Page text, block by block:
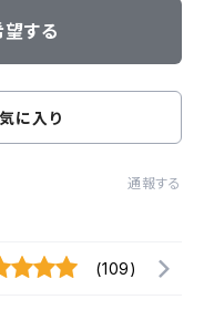
する
に入り
通報する
(109)